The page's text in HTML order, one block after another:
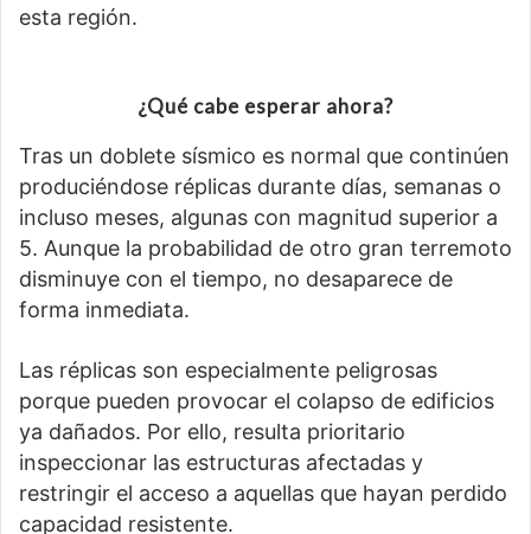
esta región.
¿Qué cabe esperar ahora?
Tras un doblete sísmico es normal que continúen
produciéndose réplicas durante días, semanas o
incluso meses, algunas con magnitud superior a
5. Aunque la probabilidad de otro gran terremoto
disminuye con el tiempo, no desaparece de
forma inmediata.
Las réplicas son especialmente peligrosas
porque pueden provocar el colapso de edificios
ya dañados. Por ello, resulta prioritario
inspeccionar las estructuras afectadas y
restringir el acceso a aquellas que hayan perdido
capacidad resistente.